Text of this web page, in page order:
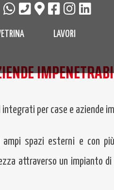
LAVORI
integrati per case e aziende
ampi spazi esterni e con
attraverso un impianto